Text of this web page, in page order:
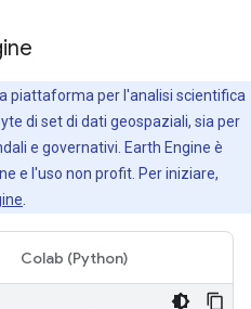
piattaforma per l'analisi scientifica
di set di dati geospaziali, sia per
e governativi. Earth Engine è
e l'uso non profit. Per iniziare,
Colab (Python)